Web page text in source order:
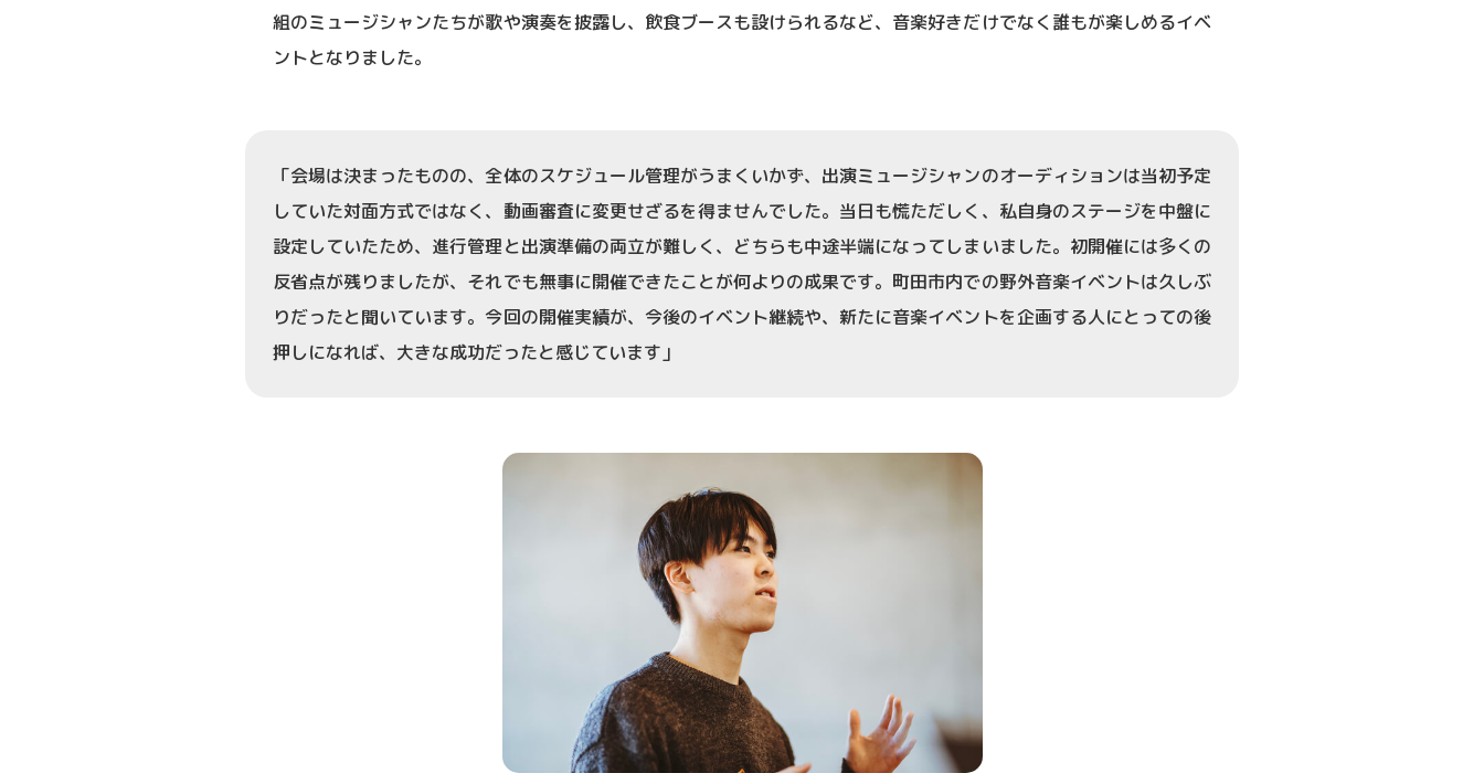
組のミュージシャンたちが歌や演奏を披露し、飲食ブースも設けられるなど、音楽好きだけでなく誰もが楽しめるイベ
ントとなりました。
「会場は決まったものの、全体のスケジュール管理がうまくいかず、出演ミュージシャンのオーディションは当初予定
していた対面方式ではなく、動画審査に変更せざるを得ませんでした。当日も慌ただしく、私自身のステージを中盤に
設定していたため、進行管理と出演準備の両立が難しく、どちらも中途半端になってしまいました。初開催には多くの
反省点が残りましたが、それでも無事に開催できたことが何よりの成果です。町田市内での野外音楽イベントは久しぶ
りだったと聞いています。今回の開催実績が、今後のイベント継続や、新たに音楽イベントを企画する人にとっての後
押しになれば、大きな成功だったと感じています」